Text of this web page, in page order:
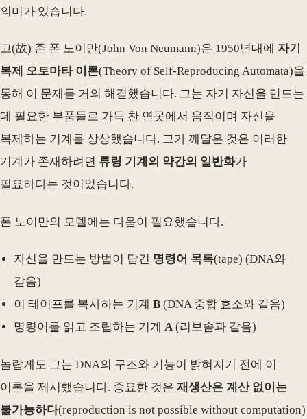
의미가 있습니다.
고(故) 존 폰 노이만(John Von Neumann)은 1950년대에 자기
복제 오토마타 이론(Theory of Self-Reproducing Automata)을
통해 이 문제를 거의 해결했습니다. 그는 자기 자신을 만드는
데 필요한 부품들로 가득 찬 연못에서 움직이며 자신을
복제하는 기계를 상상했습니다. 그가 깨달은 것은 이러한
기계가 존재하려면 튜링 기계의 약간의 일반화가
필요하다는 것이었습니다.
폰 노이만의 모델에는 다음이 필요했습니다.
자신을 만드는 방법이 담긴 명령어 목록(tape) (DNA와
같음)
이 테이프를 복사하는 기계 B (DNA 중합 효소와 같음)
명령어를 읽고 조립하는 기계 A (리보솜과 같음)
놀랍게도 그는 DNA의 구조와 기능이 밝혀지기 전에 이
이론을 제시했습니다. 중요한 것은 재생산은 계산 없이는
불가능하다(reproduction is not possible without computation)